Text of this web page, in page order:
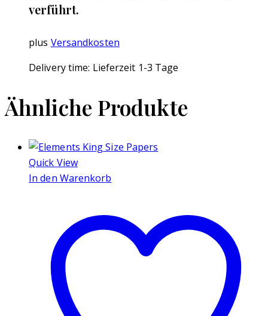
verführt.
plus Versandkosten
Delivery time: Lieferzeit 1-3 Tage
Ähnliche Produkte
Quick View
In den Warenkorb